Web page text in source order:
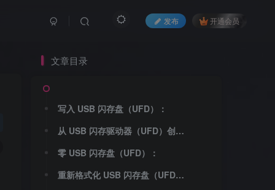
发布 开通会员
文章目录
写入 USB 闪存盘（UFD）：
从 USB 闪存驱动器（UFD）创建：
零 USB 闪存盘（UFD）：
重新格式化 USB 闪存盘（UFD）：
文章目录
写入 USB 闪存盘（UFD）：
从 USB 闪存驱动器（UFD）创建：
零 USB 闪存盘（UFD）：
重新格式化 USB 闪存盘（UFD）：